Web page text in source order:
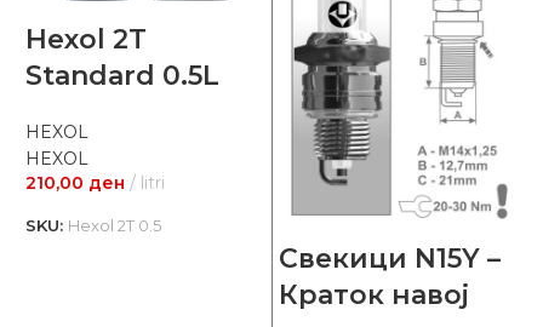
Hexol 2T
Standard 0.5L
HEXOL
HEXOL
210,00 ден litri
SKU: Hexol 2T 0.5
Свекици N15Y –
Краток навој